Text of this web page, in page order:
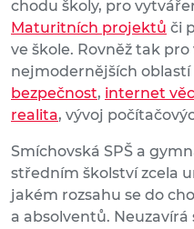
chodu školy, pro
Maturitních projektů či
ve škole. Rovněž tak
nejmodernějších oblastí
bezpečnost, internet
realita, vývoj
Smíchovská SPŠ a
středním školství zcela
jakém rozsahu se do
a absolventů. Neuzavírá